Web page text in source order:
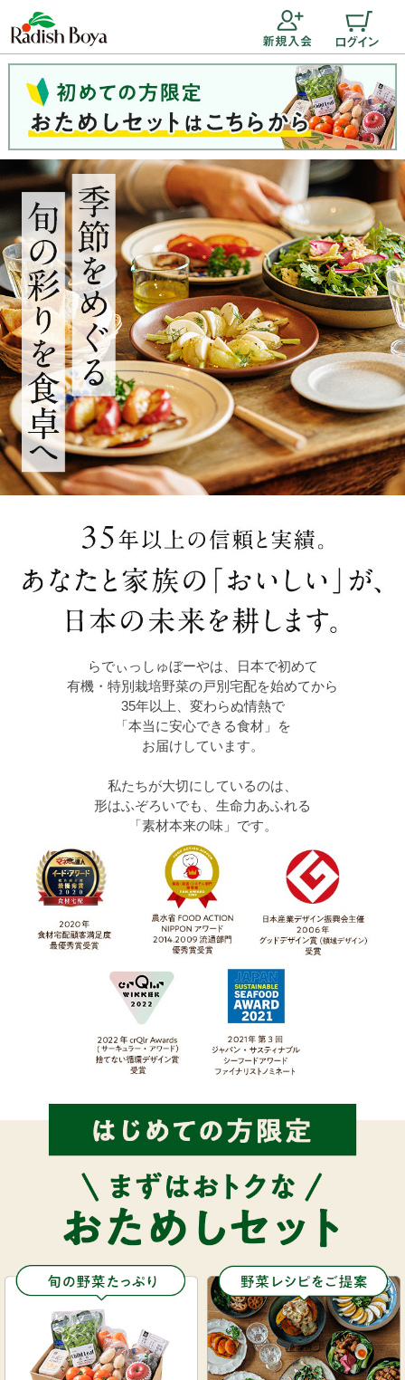
らでぃっしゅぼーやは、日本で初めて
有機・特別栽培野菜の戸別宅配を始めてから
35年以上、変わらぬ情熱で
「本当に安心できる食材」を
お届けしています。
私たちが大切にしているのは、
形はふぞろいでも、生命力あふれる
「素材本来の味」です。